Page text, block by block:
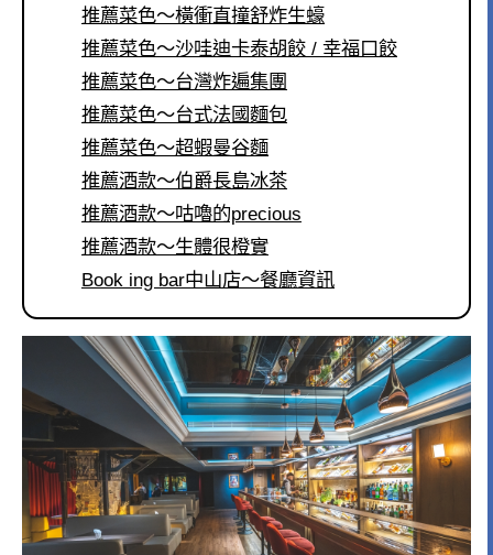
推薦菜色～橫衝直撞舒炸生蠔
推薦菜色～沙哇迪卡泰胡餃 / 幸福口餃
推薦菜色～台灣炸遍集團
推薦菜色～台式法國麵包
推薦菜色～超蝦曼谷麵
推薦酒款～伯爵長島冰茶
推薦酒款～咕嚕的precious
推薦酒款～生體很橙實
Book ing bar中山店～餐廳資訊